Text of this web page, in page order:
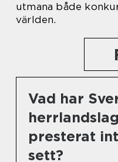
utmana både
världen.
Vad har
presterat
sett?